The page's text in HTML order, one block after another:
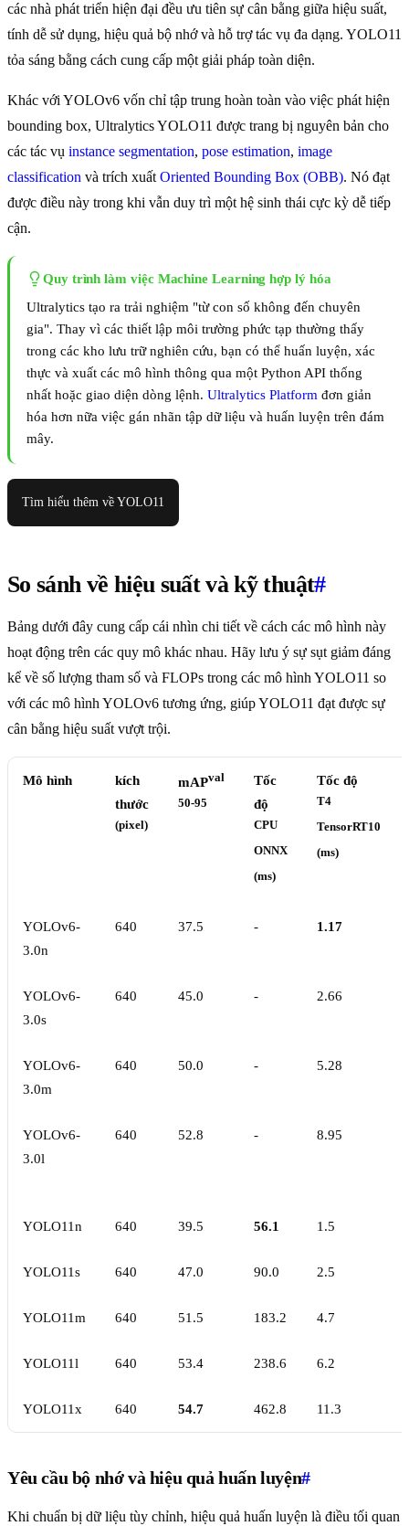
các nhà phát triển hiện đại đều ưu tiên sự cân bằng giữa hiệu suất,
tính dễ sử dụng, hiệu quả bộ nhớ và hỗ trợ tác vụ đa dạng. YOLO11
tỏa sáng bằng cách cung cấp một giải pháp toàn diện.
Khác với YOLOv6 vốn chỉ tập trung hoàn toàn vào việc phát hiện
bounding box, Ultralytics YOLO11 được trang bị nguyên bản cho
các tác vụ instance segmentation, pose estimation, image
classification và trích xuất Oriented Bounding Box (OBB). Nó đạt
được điều này trong khi vẫn duy trì một hệ sinh thái cực kỳ dễ tiếp
cận.
Quy trình làm việc Machine Learning hợp lý hóa
Ultralytics tạo ra trải nghiệm "từ con số không đến chuyên
gia". Thay vì các thiết lập môi trường phức tạp thường thấy
trong các kho lưu trữ nghiên cứu, bạn có thể huấn luyện, xác
thực và xuất các mô hình thông qua một Python API thống
nhất hoặc giao diện dòng lệnh. Ultralytics Platform đơn giản
hóa hơn nữa việc gán nhãn tập dữ liệu và huấn luyện trên đám
mây.
Tìm hiểu thêm về YOLO11
So sánh về hiệu suất và kỹ thuật#
Bảng dưới đây cung cấp cái nhìn chi tiết về cách các mô hình này
hoạt động trên các quy mô khác nhau. Hãy lưu ý sự sụt giảm đáng
kể về số lượng tham số và FLOPs trong các mô hình YOLO11 so
với các mô hình YOLOv6 tương ứng, giúp YOLO11 đạt được sự
cân bằng hiệu suất vượt trội.
Mô hình
kích
thước
(pixel)
mAPval
50-95
Tốc
độ
CPU
ONNX
(ms)
Tốc độ
T4
TensorRT10
(ms)
YOLOv6-
3.0n
640 37.5 - 1.17
YOLOv6-
3.0s
640 45.0 - 2.66
YOLOv6-
3.0m
640 50.0 - 5.28
YOLOv6-
3.0l
640 52.8 - 8.95
YOLO11n 640 39.5 56.1 1.5
YOLO11s 640 47.0 90.0 2.5
YOLO11m 640 51.5 183.2 4.7
YOLO11l 640 53.4 238.6 6.2
YOLO11x 640 54.7 462.8 11.3
Yêu cầu bộ nhớ và hiệu quả huấn luyện#
Khi chuẩn bị dữ liệu tùy chỉnh, hiệu quả huấn luyện là điều tối quan